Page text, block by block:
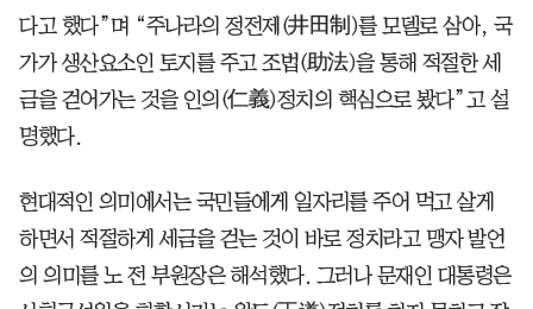
다고 했다”며 “주나라의 정전제(井田制)를 모델로 삼아, 국
가가 생산요소인 토지를 주고 조법(助法)을 통해 적절한 세
금을 걷어가는 것을 인의(仁義)정치의 핵심으로 봤다”고 설
명했다.
현대적인 의미에서는 국민들에게 일자리를 주어 먹고 살게
하면서 적절하게 세금을 걷는 것이 바로 정치라고 맹자 발언
의 의미를 노 전 부원장은 해석했다. 그러나 문재인 대통령은